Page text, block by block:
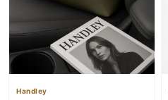
Handley